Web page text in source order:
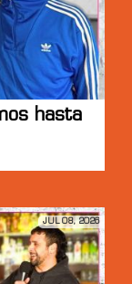
hasta
JUL 08, 2026